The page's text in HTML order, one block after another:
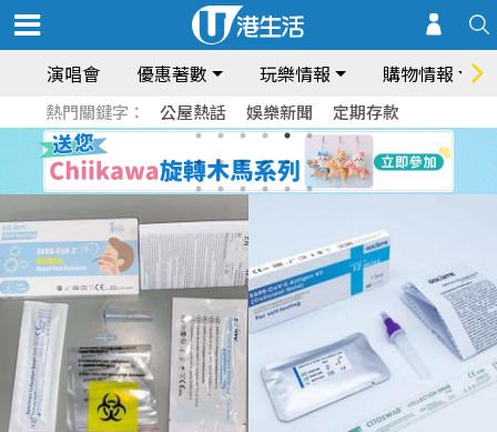
演唱會 優惠著數 玩樂情報 購物情報
熱門關鍵字： 公屋熱話 娛樂新聞 定期存款